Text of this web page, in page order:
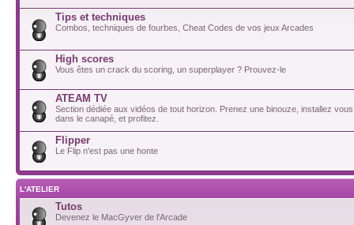
Tips et techniques
Combos, techniques de fourbes, Cheat Codes de vos jeux Arcades
High scores
Vous êtes un crack du scoring, un superplayer ? Prouvez-le
ATEAM TV
Section dédiée aux vidéos de tout horizon. Prenez une binouze, installez
dans le canapé, et profitez.
Flipper
Le Flip n'est pas une honte
L'ATELIER
Tutos
Devenez le MacGyver de l'Arcade